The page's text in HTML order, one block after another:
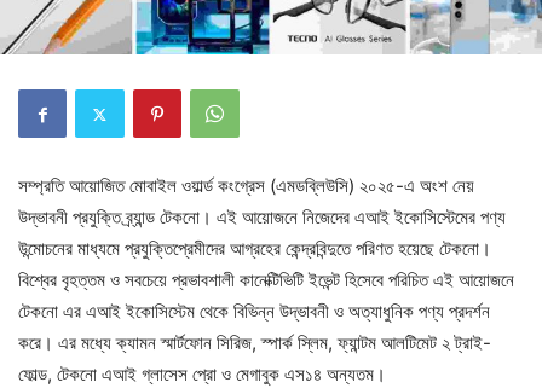
সম্প্রতি আয়োজিত মোবাইল ওয়ার্ল্ড কংগ্রেস (এমডব্লিউসি) ২০২৫-এ অংশ নেয়
উদ্ভাবনী প্রযুক্তি ব্র্যান্ড টেকনো। এই আয়োজনে নিজেদের এআই ইকোসিস্টেমের পণ্য
উন্মোচনের মাধ্যমে প্রযুক্তিপ্রেমীদের আগ্রহের কেন্দ্রবিন্দুতে পরিণত হয়েছে টেকনো।
বিশ্বের বৃহত্তম ও সবচেয়ে প্রভাবশালী কানেক্টিভিটি ইভেন্ট হিসেবে পরিচিত এই আয়োজনে
টেকনো এর এআই ইকোসিস্টেম থেকে বিভিন্ন উদ্ভাবনী ও অত্যাধুনিক পণ্য প্রদর্শন
করে। এর মধ্যে ক্যামন স্মার্টফোন সিরিজ, স্পার্ক স্লিম, ফ্যান্টম আলটিমেট ২ ট্রাই-
ফোল্ড, টেকনো এআই গ্লাসেস প্রো ও মেগাবুক এস১৪ অন্যতম।